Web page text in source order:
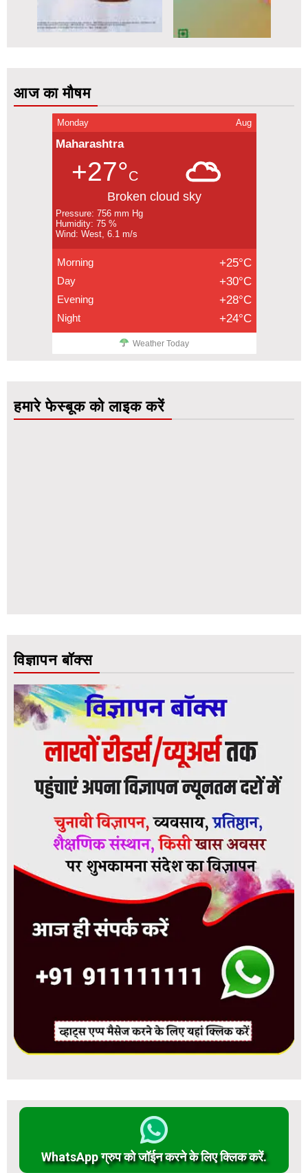
आज का मौषम
Monday Aug
Maharashtra
+27°C
Broken cloud sky
Pressure: 756 mm Hg
Humidity: 75 %
Wind: West, 6.1 m/s
Morning +25°C
Day +30°C
Evening +28°C
Night +24°C
Weather Today
हमारे फेस्बूक को लाइक करें
विज्ञापन बॉक्स
WhatsApp ग्रुप को जॉईन करने के लिए क्लिक करें.